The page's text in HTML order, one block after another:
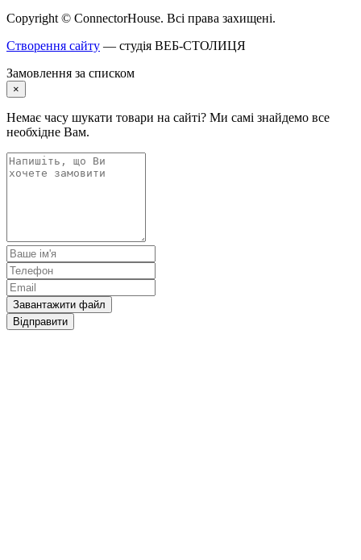
Copyright © ConnectorHouse. Всі права захищені.
Створення сайту — студія ВЕБ-СТОЛИЦЯ
Замовлення за списком
×
Немає часу шукати товари на сайті? Ми самі знайдемо все
необхідне Вам.
Завантажити файл